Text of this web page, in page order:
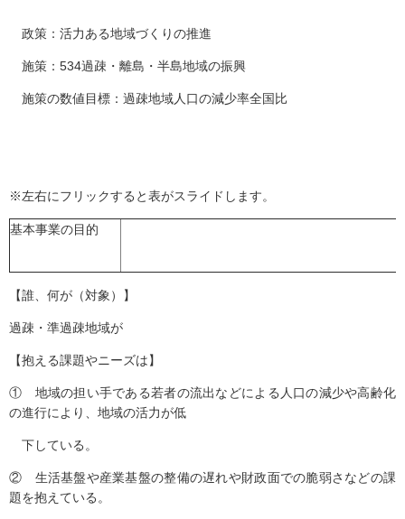
政策：活力ある地域づくりの推進
施策：534過疎・離島・半島地域の振興
施策の数値目標：過疎地域人口の減少率全国比
※左右にフリックすると表がスライドします。
基本事業の目的
【誰、何が（対象）】
過疎・準過疎地域が
【抱える課題やニーズは】
① 地域の担い手である若者の流出などによる人口の減少や高齢化
の進行により、地域の活力が低
下している。
② 生活基盤や産業基盤の整備の遅れや財政面での脆弱さなどの課
題を抱えている。